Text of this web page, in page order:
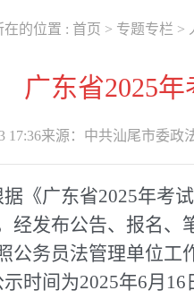
在的位置 : 首页 > 专题专栏 >
广东省2025
17:36来源： 中共汕尾市委政
据《广东省2025年考
经发布公告、报名、
公务员法管理单位工
示时间为2025年6月